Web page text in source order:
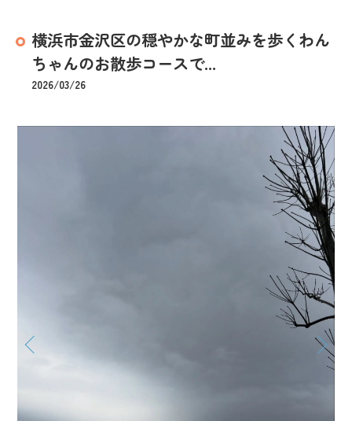
横浜市金沢区の穏やかな町並みを歩くわん
ちゃんのお散歩コースで...
2026/03/26